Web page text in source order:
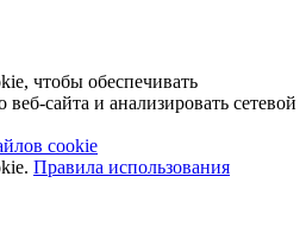
чтобы обеспечивать
сайта и анализировать сетевой
cookie
Правила использования